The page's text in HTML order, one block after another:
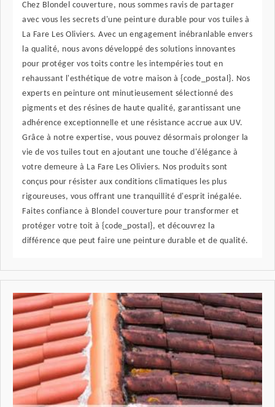
Chez Blondel couverture, nous sommes ravis de partager
avec vous les secrets d'une peinture durable pour vos tuiles à
La Fare Les Oliviers. Avec un engagement inébranlable envers
la qualité, nous avons développé des solutions innovantes
pour protéger vos toits contre les intempéries tout en
rehaussant l'esthétique de votre maison à {code_postal}. Nos
experts en peinture ont minutieusement sélectionné des
pigments et des résines de haute qualité, garantissant une
adhérence exceptionnelle et une résistance accrue aux UV.
Grâce à notre expertise, vous pouvez désormais prolonger la
vie de vos tuiles tout en ajoutant une touche d'élégance à
votre demeure à La Fare Les Oliviers. Nos produits sont
conçus pour résister aux conditions climatiques les plus
rigoureuses, vous offrant une tranquillité d'esprit inégalée.
Faites confiance à Blondel couverture pour transformer et
protéger votre toit à {code_postal}, et découvrez la
différence que peut faire une peinture durable et de qualité.